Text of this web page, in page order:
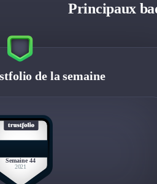
Principaux
de la semaine
BEST
Semaine 44
2021